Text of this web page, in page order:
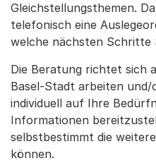
Gleichstellungsthemen.
telefonisch eine
welche nächsten Schritte
Die Beratung richtet sich
Basel-Stadt arbeiten
individuell auf Ihre
Informationen
selbstbestimmt die
können.